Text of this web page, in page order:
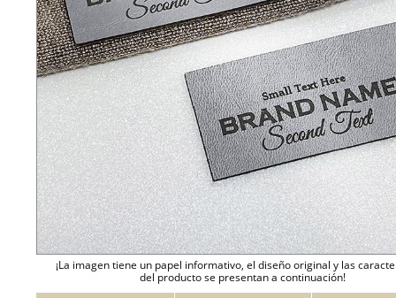
¡La imagen tiene un papel informativo, el diseño original y las
del producto se presentan a continuación!